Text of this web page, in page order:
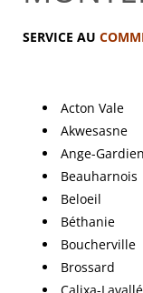
SERVICE AU
Acton Vale
Akwesasne
Ange-Gardien
Beauharnois
Beloeil
Béthanie
Boucherville
Brossard